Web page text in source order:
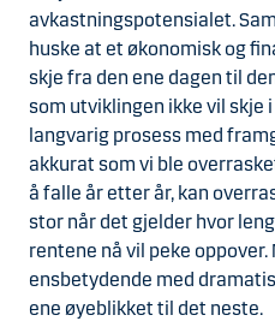
avkastningspotensialet.
huske at et økonomisk og
skje fra den ene dagen til
som utviklingen ikke vil skje
langvarig prosess med
akkurat som vi ble
å falle år etter år, kan
stor når det gjelder hvor
rentene nå vil peke
ensbetydende med
ene øyeblikket til det neste.